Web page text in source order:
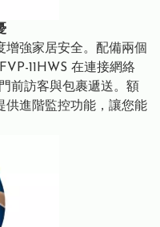
增強家居安全。配備兩個
11HWS 在連接網絡
前訪客與包裹遞送。額
供進階監控功能，讓您能